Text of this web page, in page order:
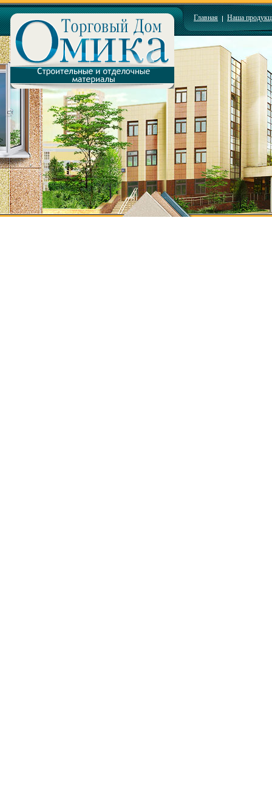
Главная Наша